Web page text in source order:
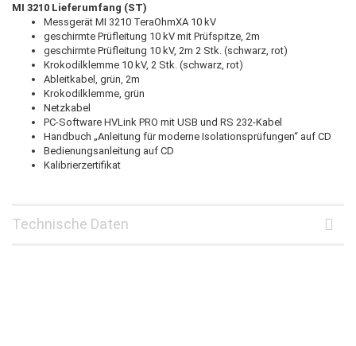
MI 3210 Lieferumfang (ST)
Messgerät MI 3210 TeraOhmXA 10 kV
geschirmte Prüfleitung 10 kV mit Prüfspitze, 2m
geschirmte Prüfleitung 10 kV, 2m 2 Stk. (schwarz, rot)
Krokodilklemme 10 kV, 2 Stk. (schwarz, rot)
Ableitkabel, grün, 2m
Krokodilklemme, grün
Netzkabel
PC-Software HVLink PRO mit USB und RS 232-Kabel
Handbuch „Anleitung für moderne Isolationsprüfungen“ auf CD
Bedienungsanleitung auf CD
Kalibrierzertifikat
Technische Daten